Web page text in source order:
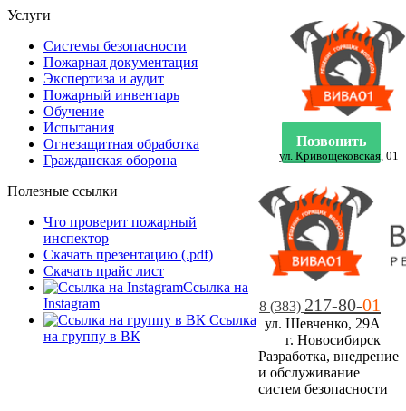
Услуги
Системы безопасности
Пожарная документация
Экспертиза и аудит
Пожарный инвентарь
Обучение
Испытания
Огнезащитная обработка
Гражданская оборона
Полезные ссылки
Что проверит пожарный
инспектор
Скачать презентацию (.pdf)
Скачать прайс лист
Ссылка на
Instagram
Ссылка
на группу в ВК
Позвонить
ул. Кривощековская, 01
8 (383) 217-80-01
ул. Шевченко, 29А
г. Новосибирск
Разработка, внедрение
и обслуживание
систем безопасности